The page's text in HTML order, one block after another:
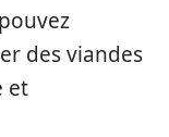
des viandes
et